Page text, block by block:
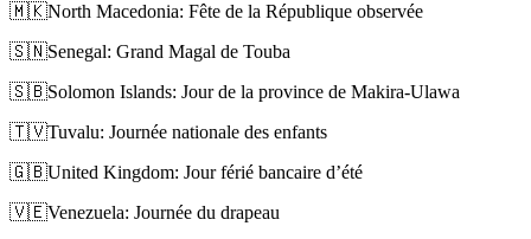
🇲🇰North Macedonia: Fête de la République observée
🇸🇳Senegal: Grand Magal de Touba
🇸🇧Solomon Islands: Jour de la province de Makira-Ulawa
🇹🇻Tuvalu: Journée nationale des enfants
🇬🇧United Kingdom: Jour férié bancaire d’été
🇻🇪Venezuela: Journée du drapeau